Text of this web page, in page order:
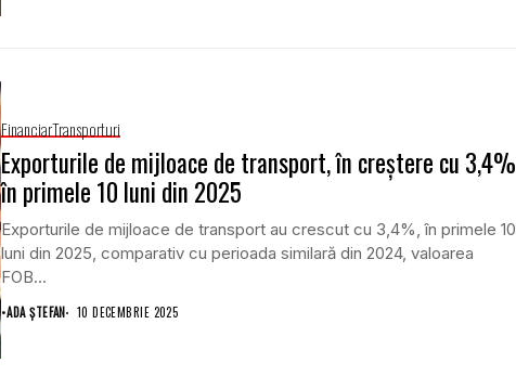
FinanciarTransporturi
Exporturile de mijloace de transport, în creștere cu 3,4%
în primele 10 luni din 2025
Exporturile de mijloace de transport au crescut cu 3,4%, în primele 10
luni din 2025, comparativ cu perioada similară din 2024, valoarea
FOB...
•ADA ȘTEFAN 10 DECEMBRIE 2025